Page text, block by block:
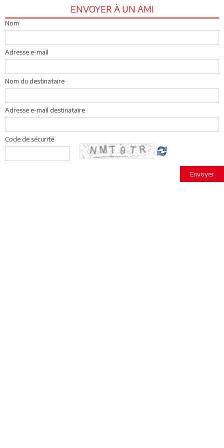
ENVOYER À UN AMI
Nom
Adresse e-mail
Nom du destinataire
Adresse e-mail destinataire
Code de sécurité
Envoyer